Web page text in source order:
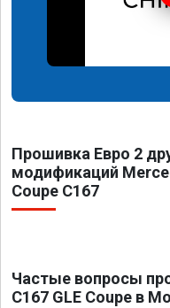
Прошивка Евро 2
модификаций
Coupe C167
Частые вопросы
C167 GLE Coupe в